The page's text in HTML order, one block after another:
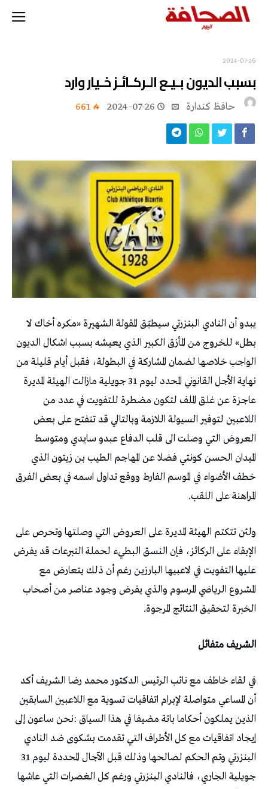
2024-07-26
بسبب الديون بـيـع الـركـائـز خـيار وارد
حافظ كندارة 2024-07-26
661
يبدو أن النادي البنزرتي سيطبّق المقولة الشهيرة «مكره أخاك لا
بطل» للخروج من المأزق الكبير الذي يعيشه بسبب اشكال الديون
الواجب خلاصها لضمان المشاركة في البطولة، فقبل أيام قليلة من
نهاية الأجل القانوني المحدد ليوم 31 جويلية مازالت الهيئة المديرة
عاجزة عن غلق الملف لتكون مضطرة للتفويت في عدد من
اللاعبين لتوفير السيولة اللازمة وبالتالي قد تنفتح على بعض
العروض التي وصلت الى قلب الدفاع عبدو سايدي ومتوسط
الميدان الحسن كونتي فضلا عن المهاجم الطيب بن زيتون الذي
خطف الأضواء في الموسم الفارط ووقع تداول اسمه في بعض الفرق
المراهنة على اللقب.
ولئن تتكتم الهيئة المديرة على العروض التي وصلتها وتحرص على
الإبقاء على الركائز، فإن النسق البطيء لحملة التبرعات قد يفرض
عليها التفويت في لاعبيها البارزين رغم أن ذلك يتعارض مع
المشروع الرياضي المرسوم والذي يفرض وجود عناصر من أصحاب
الخبرة لتحقيق النتائج المرجوة.
الشريف متفائل
في لقاء خاطف مع نائب الرئيس الدكتور محمد رضا الشريف أكد
أن المساعي متواصلة لإبرام اتفاقيات تسوية مع اللاعبين السابقين
الذين يملكون أحكاما باتة مضيفا في هذا السياق :نحن ساعون إلى
إيجاد اتفاقيات مع كل الأطراف التي تقدمت بشكوى ضد النادي
البنزرتي وتم الحكم لصالحها وذلك قبل الآجال المحددة ليوم 31
جويلية الجاري، فالنادي البنزرتي ورغم كل الغصرات التي عاشها